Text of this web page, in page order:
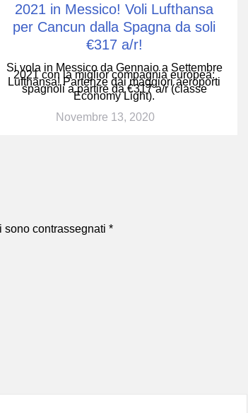
2021 in Messico! Voli Lufthansa
per Cancun dalla Spagna da soli
€317 a/r!
Si vola in Messico da Gennaio a Settembre
2021 con la miglior compagnia europea:
Lufthansa! Partenze dai maggiori aeroporti
spagnoli a partire da €317 a/r (classe
Economy Light).
Novembre 13, 2020
sono contrassegnati *